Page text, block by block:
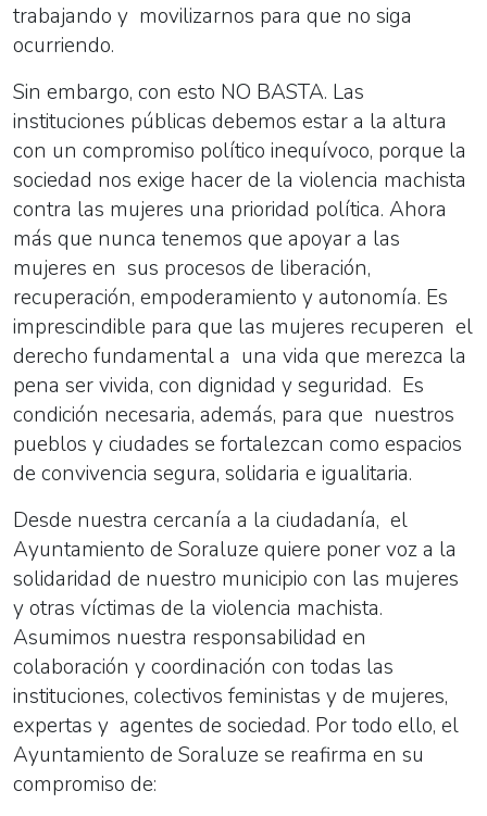
trabajando y movilizarnos para que no siga
ocurriendo.
Sin embargo, con esto NO BASTA. Las
instituciones públicas debemos estar a la altura
con un compromiso político inequívoco, porque la
sociedad nos exige hacer de la violencia machista
contra las mujeres una prioridad política. Ahora
más que nunca tenemos que apoyar a las
mujeres en sus procesos de liberación,
recuperación, empoderamiento y autonomía. Es
imprescindible para que las mujeres recuperen el
derecho fundamental a una vida que merezca la
pena ser vivida, con dignidad y seguridad. Es
condición necesaria, además, para que nuestros
pueblos y ciudades se fortalezcan como espacios
de convivencia segura, solidaria e igualitaria.
Desde nuestra cercanía a la ciudadanía, el
Ayuntamiento de Soraluze quiere poner voz a la
solidaridad de nuestro municipio con las mujeres
y otras víctimas de la violencia machista.
Asumimos nuestra responsabilidad en
colaboración y coordinación con todas las
instituciones, colectivos feministas y de mujeres,
expertas y agentes de sociedad. Por todo ello, el
Ayuntamiento de Soraluze se reafirma en su
compromiso de: